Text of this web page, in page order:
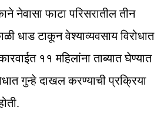
नेवासा फाटा परिसरातील तीन
धाड टाकून वेश्याव्यवसाय विरोधात
११ महिलांना ताब्यात घेण्यात
गुन्हे दाखल करण्याची प्रक्रिया